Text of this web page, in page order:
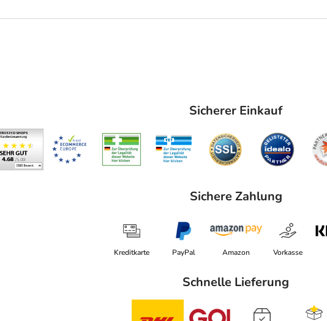
Sicherer Einkauf
Sichere Zahlung
Kreditkarte PayPal Amazon Vorkasse
Schnelle Lieferung